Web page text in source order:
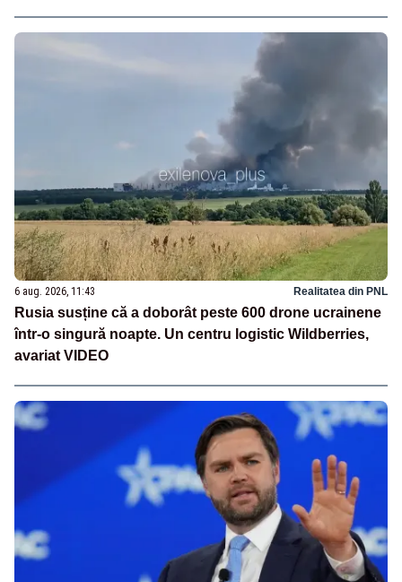
6 aug. 2026, 11:43 Realitatea din PNL
Rusia susține că a doborât peste 600 drone ucrainene
într-o singură noapte. Un centru logistic Wildberries,
avariat VIDEO